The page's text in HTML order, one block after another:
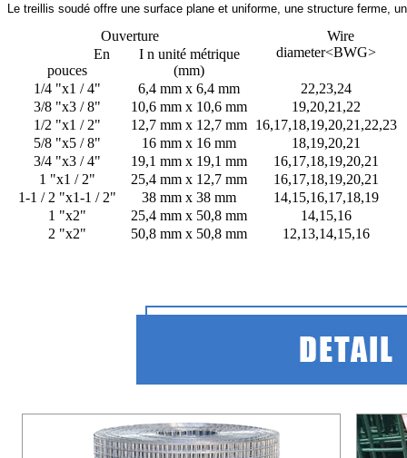
Le treillis soudé offre une surface plane et uniforme, une structure
Ouverture
Wire
diameter<BWG>
En
pouces
I n unité métrique
(mm)
1/4 "x1 / 4"
6,4 mm x 6,4 mm
22,23,24
3/8 "x3 / 8"
10,6 mm x 10,6 mm
19,20,21,22
1/2 "x1 / 2"
12,7 mm x 12,7 mm 16,17,18,19,20,21,22,23
5/8 "x5 / 8"
16 mm x 16 mm
18,19,20,21
3/4 "x3 / 4"
19,1 mm x 19,1 mm
16,17,18,19,20,21
1 "x1 / 2"
25,4 mm x 12,7 mm
16,17,18,19,20,21
1-1 / 2 "x1-1 / 2"
38 mm x 38 mm
14,15,16,17,18,19
1 "x2"
25,4 mm x 50,8 mm
14,15,16
2 "x2"
50,8 mm x 50,8 mm 12,13,14,15,16